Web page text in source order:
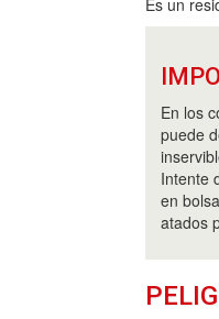
En los
puede
Intente
en
atados